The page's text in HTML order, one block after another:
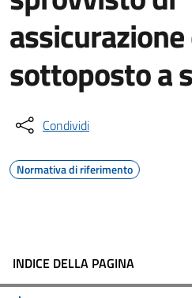
assicurazione
sottoposto a
Condividi
Normativa di riferimento
INDICE DELLA PAGINA